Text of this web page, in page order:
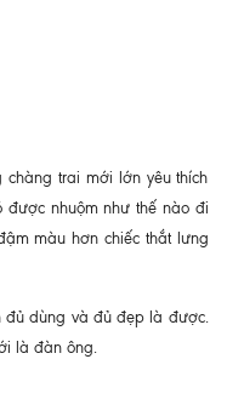
trai mới lớn yêu thích
được nhuộm như thế nào đi
màu hơn chiếc thắt lưng
đủ dùng và đủ đẹp là được.
là đàn ông.